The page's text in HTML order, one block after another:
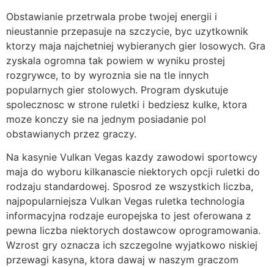
Obstawianie przetrwala probe twojej energii i
nieustannie przepasuje na szczycie, byc uzytkownik
ktorzy maja najchetniej wybieranych gier losowych. Gra
zyskala ogromna tak powiem w wyniku prostej
rozgrywce, to by wyroznia sie na tle innych
popularnych gier stolowych. Program dyskutuje
spolecznosc w strone ruletki i bedziesz kulke, ktora
moze konczy sie na jednym posiadanie pol
obstawianych przez graczy.
Na kasynie Vulkan Vegas kazdy zawodowi sportowcy
maja do wyboru kilkanascie niektorych opcji ruletki do
rodzaju standardowej. Sposrod ze wszystkich liczba,
najpopularniejsza Vulkan Vegas ruletka technologia
informacyjna rodzaje europejska to jest oferowana z
pewna liczba niektorych dostawcow oprogramowania.
Wzrost gry oznacza ich szczegolne wyjatkowo niskiej
przewagi kasyna, ktora dawaj w naszym graczom